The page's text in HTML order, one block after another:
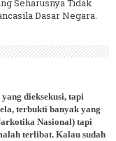
Seharusnya Tidak
Dasar Negara.
dieksekusi, tapi
terbukti banyak yang
Nasional) tapi
terlibat. Kalau sudah